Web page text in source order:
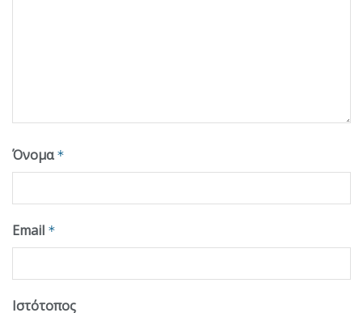
Όνομα *
Email *
Ιστότοπος